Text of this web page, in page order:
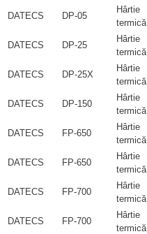
DATECS DP-05
Hârtie
termică
DATECS DP-25
Hârtie
termică
DATECS DP-25X
Hârtie
termică
DATECS DP-150
Hârtie
termică
DATECS FP-650
Hârtie
termică
DATECS FP-650
Hârtie
termică
DATECS FP-700
Hârtie
termică
DATECS FP-700
Hârtie
termică